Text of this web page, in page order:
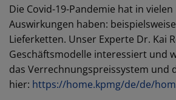
Die Covid-19-Pandemie hat in
Auswirkungen haben:
Lieferketten. Unser Experte Dr. Kai
Geschäftsmodelle interessiert und
das Verrechnungspreissystem und
hier: https://home.kpmg/de/de/